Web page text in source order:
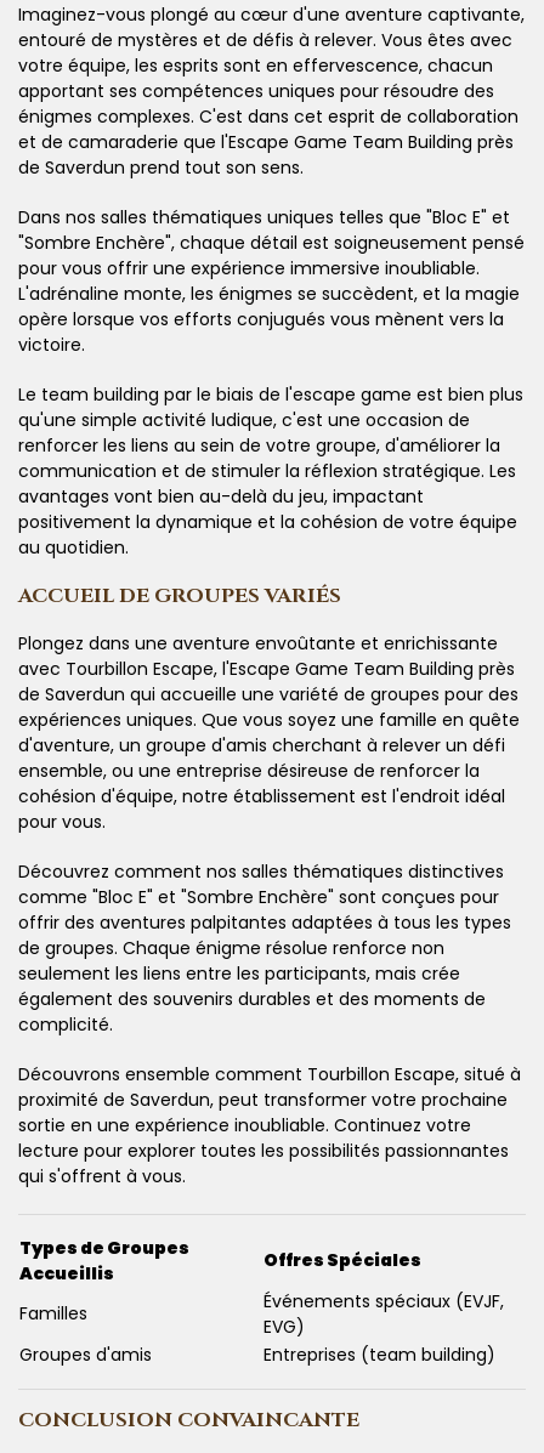
Imaginez-vous plongé au cœur d'une aventure captivante,
entouré de mystères et de défis à relever. Vous êtes avec
votre équipe, les esprits sont en effervescence, chacun
apportant ses compétences uniques pour résoudre des
énigmes complexes. C'est dans cet esprit de collaboration
et de camaraderie que l'Escape Game Team Building près
de Saverdun prend tout son sens.
Dans nos salles thématiques uniques telles que "Bloc E" et
"Sombre Enchère", chaque détail est soigneusement pensé
pour vous offrir une expérience immersive inoubliable.
L'adrénaline monte, les énigmes se succèdent, et la magie
opère lorsque vos efforts conjugués vous mènent vers la
victoire.
Le team building par le biais de l'escape game est bien plus
qu'une simple activité ludique, c'est une occasion de
renforcer les liens au sein de votre groupe, d'améliorer la
communication et de stimuler la réflexion stratégique. Les
avantages vont bien au-delà du jeu, impactant
positivement la dynamique et la cohésion de votre équipe
au quotidien.
ACCUEIL DE GROUPES VARIÉS
Plongez dans une aventure envoûtante et enrichissante
avec Tourbillon Escape, l'Escape Game Team Building près
de Saverdun qui accueille une variété de groupes pour des
expériences uniques. Que vous soyez une famille en quête
d'aventure, un groupe d'amis cherchant à relever un défi
ensemble, ou une entreprise désireuse de renforcer la
cohésion d'équipe, notre établissement est l'endroit idéal
pour vous.
Découvrez comment nos salles thématiques distinctives
comme "Bloc E" et "Sombre Enchère" sont conçues pour
offrir des aventures palpitantes adaptées à tous les types
de groupes. Chaque énigme résolue renforce non
seulement les liens entre les participants, mais crée
également des souvenirs durables et des moments de
complicité.
Découvrons ensemble comment Tourbillon Escape, situé à
proximité de Saverdun, peut transformer votre prochaine
sortie en une expérience inoubliable. Continuez votre
lecture pour explorer toutes les possibilités passionnantes
qui s'offrent à vous.
Types de Groupes
Accueillis
Offres Spéciales
Familles
Événements spéciaux (EVJF,
EVG)
Groupes d'amis
Entreprises (team building)
CONCLUSION CONVAINCANTE